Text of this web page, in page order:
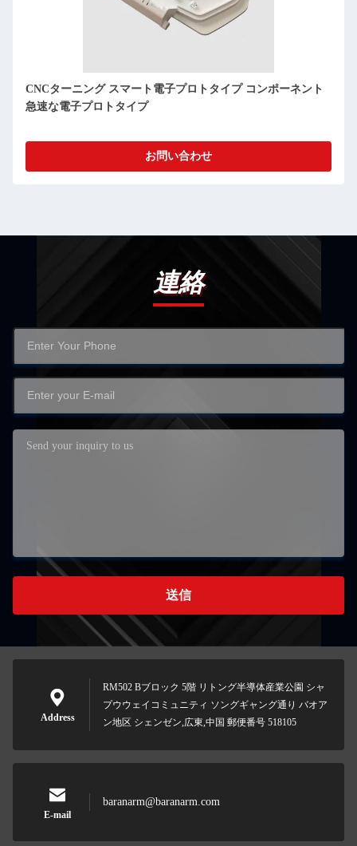
スマート 電子 製品 プロトタイプ 開発 精密 工業用 CNC ター
ニング
お問い合わせ
連絡
送信
Address
RM502 Bブロック 5階 リトング半導体産業公園 シャ
プウウェイコミュニティ ソングギャング通り バオア
ン地区 シェンゼン,広東,中国 郵便番号 518105
E-mail
baranarm@baranarm.com